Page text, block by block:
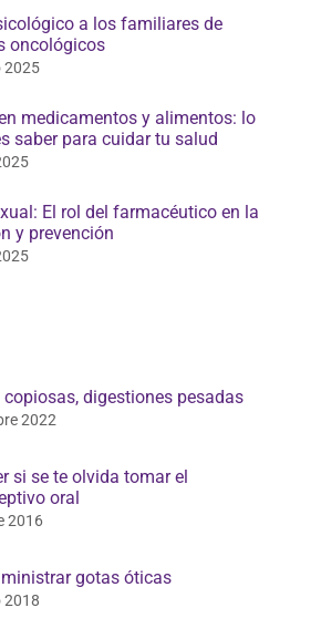
a los familiares de
oncológicos
2025
medicamentos y alimentos: lo
saber para cuidar tu salud
El rol del farmacéutico en la
y prevención
copiosas, digestiones pesadas
2022
si se te olvida tomar el
oral
2016
gotas óticas
2018